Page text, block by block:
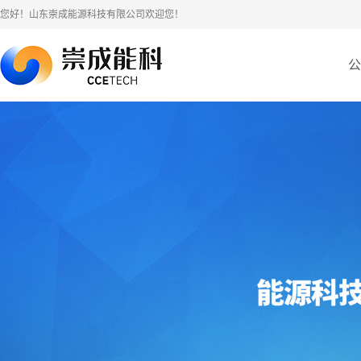
您好！山东崇成能源科技有限公司欢迎您！